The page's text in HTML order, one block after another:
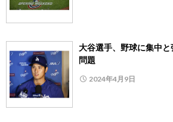
大谷選手、野球に集中
問題
2024年4月9日